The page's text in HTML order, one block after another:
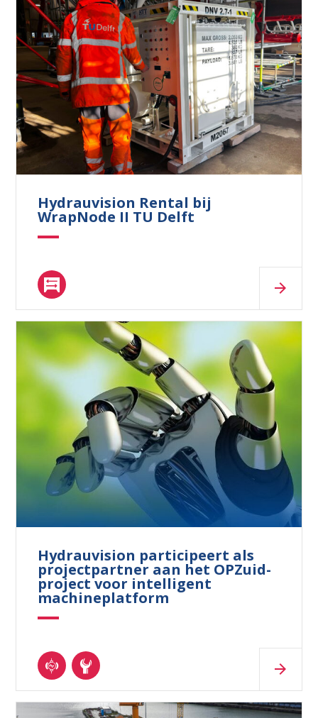
Waar ben je naar op zoek?
Hydrauvision Rental bij
WrapNode II TU Delft
Hydrauvision participeert als
projectpartner aan het OPZuid-
project voor intelligent
machineplatform